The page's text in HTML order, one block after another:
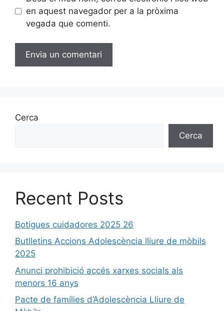
en aquest navegador per a la pròxima
vegada que comenti.
Cerca
Cerca
Recent Posts
Botigues cuidadores 2025 26
Butlletins Accions Adolescència lliure de mòbils
2025
Anunci prohibició accés xarxes socials als
menors 16 anys
Pacte de famílies d’Adolescència Lliure de